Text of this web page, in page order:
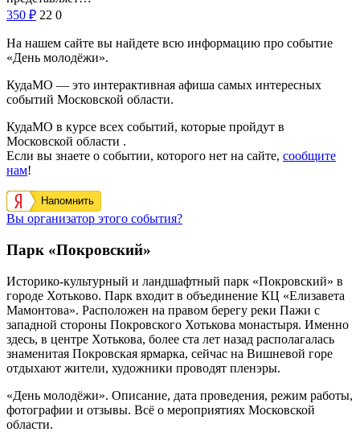
350 ₽ 22 0
На нашем сайте вы найдете всю информацию про событие
«День молодёжи».
КудаМО — это интерактивная афиша самых интересных
событий Московской области.
КудаМО в курсе всех событий, которые пройдут в
Московской области .
Если вы знаете о событии, которого нет на сайте, сообщите
нам!
Напомнить
Вы организатор этого события?
Парк «Покровский»
Историко-культурный и ландшафтный парк «Покровский» в
городе Хотьково. Парк входит в объединение КЦ «Елизавета
Мамонтова». Расположен на правом берегу реки Пажи с
западной стороны Покровского Хотькова монастыря. Именно
здесь, в центре Хотькова, более ста лет назад располагалась
знаменитая Покровская ярмарка, сейчас на Вишневой горе
отдыхают жители, художники проводят пленэры.
«День молодёжи». Описание, дата проведения, режим работы,
фотографии и отзывы. Всё о мероприятиях Московской
области.